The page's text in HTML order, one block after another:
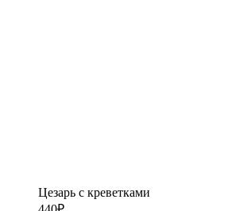
Цезарь с креветками